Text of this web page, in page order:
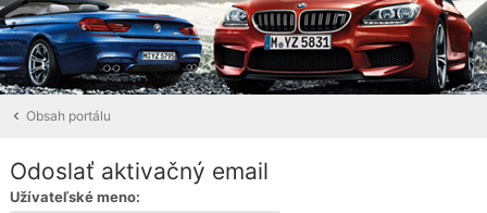
Obsah portálu
Odoslať aktivačný email
Užívateľské meno: